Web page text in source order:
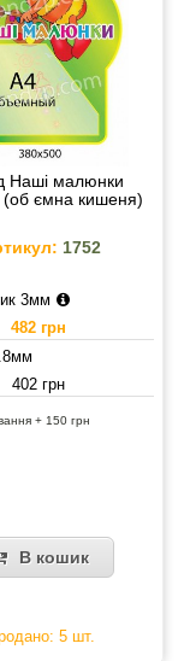
Наші малюнки
(об ємна кишеня)
1752
3мм
482 грн
402 грн
+ 150 грн
В кошик
5 шт.